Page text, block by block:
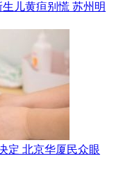
儿黄疸别慌 苏州明
定 北京华厦民众眼